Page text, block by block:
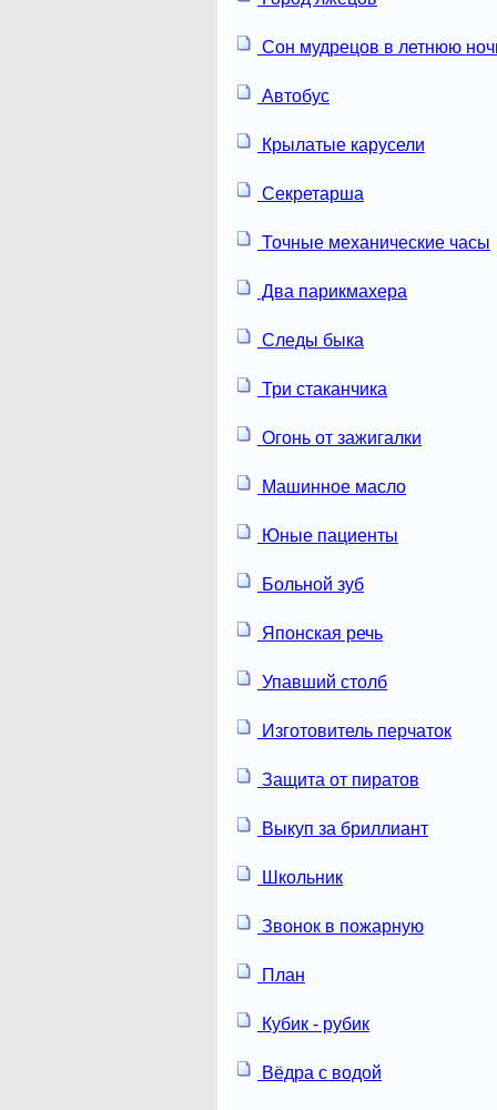
Сон мудрецов в летнюю
Автобус
Крылатые карусели
Секретарша
Точные механические часы
Два парикмахера
Следы быка
Три стаканчика
Огонь от зажигалки
Машинное масло
Юные пациенты
Больной зуб
Японская речь
Упавший столб
Изготовитель перчаток
Защита от пиратов
Выкуп за бриллиант
Школьник
Звонок в пожарную
План
Кубик - рубик
Вёдра с водой